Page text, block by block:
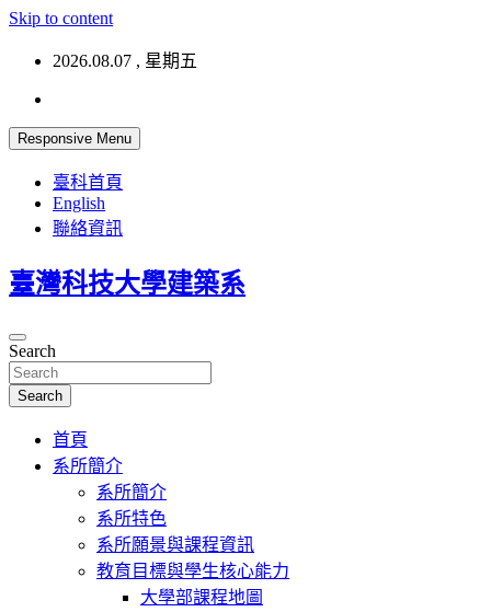
Skip to content
2026.08.07 , 星期五
Responsive Menu
臺科首頁
English
聯絡資訊
臺灣科技大學建築系
Search
Search
首頁
系所簡介
系所簡介
系所特色
系所願景與課程資訊
教育目標與學生核心能力
大學部課程地圖